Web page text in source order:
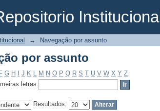
Institucional
por assunto
→ Navegação por assunto
por assunto
F G H J K L M N O P Q R S T U V W X Y Z
letras:
Resultados: